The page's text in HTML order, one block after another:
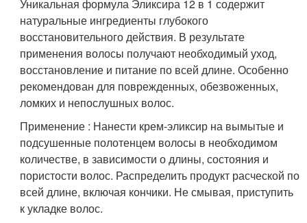
Уникальная формула Эликсира 12 в 1 содержит
натуральные ингредиенты глубокого
восстановительного действия. В результате
применения волосы получают необходимый уход,
восстановление и питание по всей длине. Особенно
рекомендован для поврежденных, обезвоженных,
ломких и непослушных волос.
Применение : Нанести крем-эликсир на вымытые и
подсушенные полотенцем волосы в необходимом
количестве, в зависимости о длины, состояния и
пористости волос. Распределить продукт расческой по
всей длине, включая кончики. Не смывая, приступить
к укладке волос.